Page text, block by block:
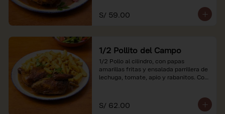
*Nuestros precios están expresados en
soles e incluyen impuestos de ley y
S/ 59.00
1/2 Pollito del Campo
1/2 Pollo al cilindro, con papas
amarillas fritas y ensalada parrillera de
lechuga, tomate, apio y rabanitos. Con
*Nuestros precios están expresados en
soles e incluyen impuestos de ley y
S/ 62.00